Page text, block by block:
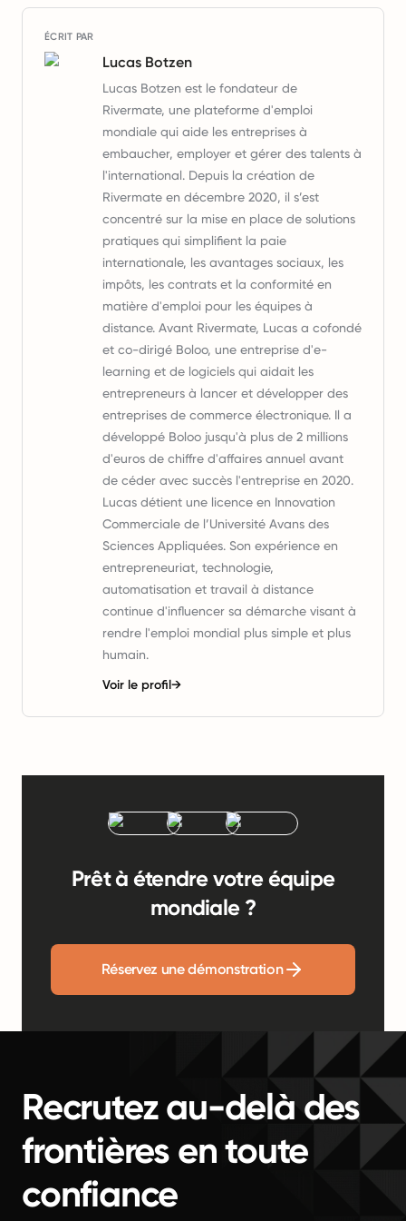
ÉCRIT PAR
Lucas Botzen
Lucas Botzen est le fondateur de
Rivermate, une plateforme d'emploi
mondiale qui aide les entreprises à
embaucher, employer et gérer des talents à
l'international. Depuis la création de
Rivermate en décembre 2020, il s’est
concentré sur la mise en place de solutions
pratiques qui simplifient la paie
internationale, les avantages sociaux, les
impôts, les contrats et la conformité en
matière d'emploi pour les équipes à
distance. Avant Rivermate, Lucas a cofondé
et co-dirigé Boloo, une entreprise d'e-
learning et de logiciels qui aidait les
entrepreneurs à lancer et développer des
entreprises de commerce électronique. Il a
développé Boloo jusqu'à plus de 2 millions
d'euros de chiffre d'affaires annuel avant
de céder avec succès l'entreprise en 2020.
Lucas détient une licence en Innovation
Commerciale de l’Université Avans des
Sciences Appliquées. Son expérience en
entrepreneuriat, technologie,
automatisation et travail à distance
continue d'influencer sa démarche visant à
rendre l'emploi mondial plus simple et plus
humain.
Voir le profil→
Prêt à étendre votre équipe
mondiale ?
Réservez une démonstration
Recrutez au-delà des
frontières en toute
confiance